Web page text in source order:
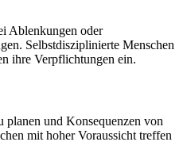
Ablenkungen oder
Selbstdisziplinierte Menschen
ihre Verpflichtungen ein.
planen und Konsequenzen von
mit hoher Voraussicht treffen